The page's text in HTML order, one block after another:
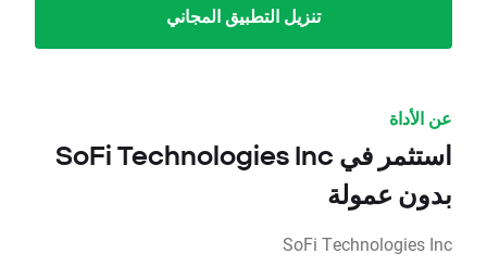
تنزيل التطبيق المجاني
عن الأداة
استثمر في SoFi Technologies Inc
بدون عمولة
SoFi Technologies Inc